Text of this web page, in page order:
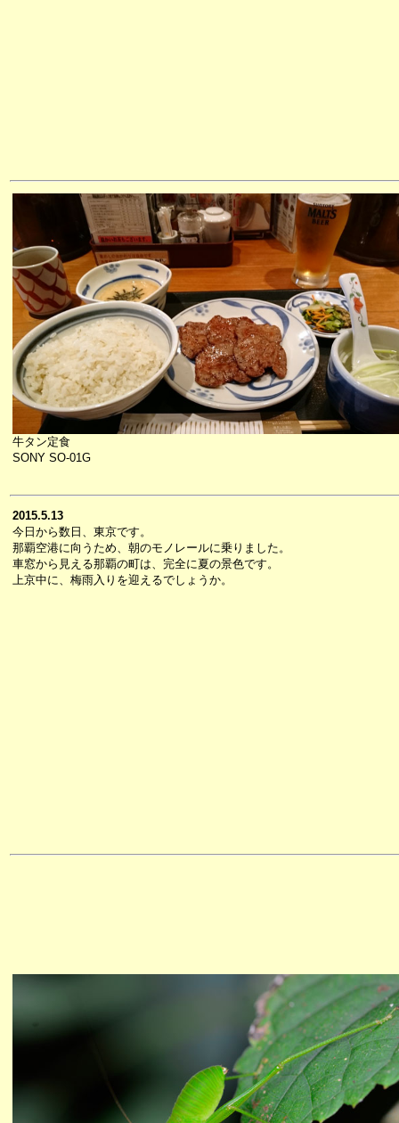
牛タン定食
SONY SO-01G
2015.5.13
今日から数日、東京です。
那覇空港に向うため、朝のモノレールに乗りました。
車窓から見える那覇の町は、完全に夏の景色です。
上京中に、梅雨入りを迎えるでしょうか。